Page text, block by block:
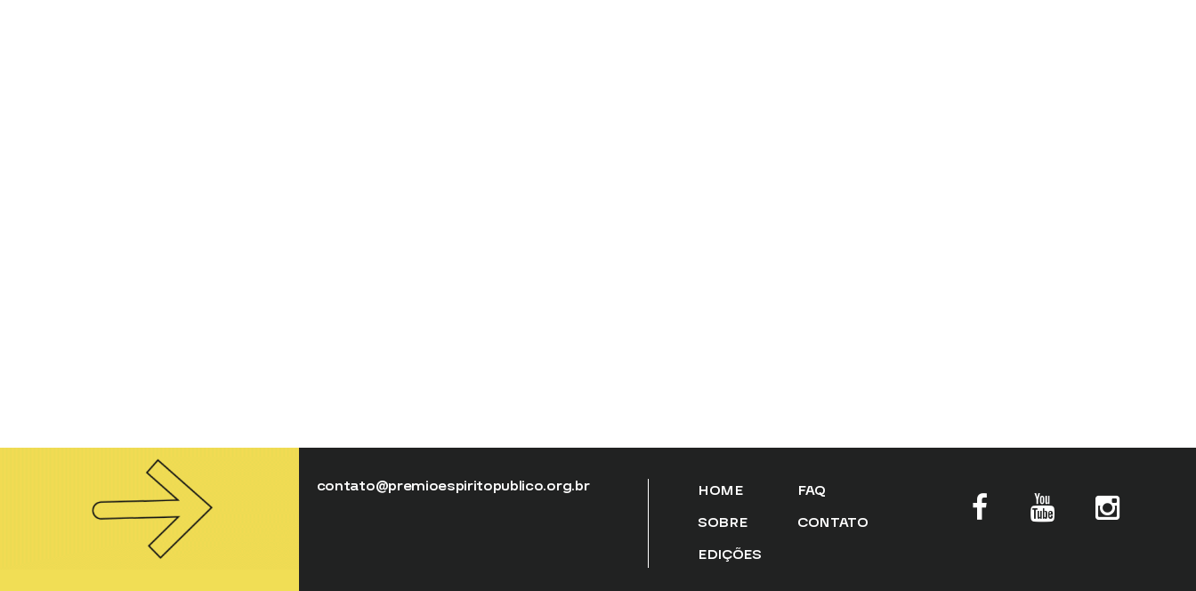
contato@premioespiritopublico.org.br
HOME
SOBRE
EDIÇÕES
FAQ
CONTATO